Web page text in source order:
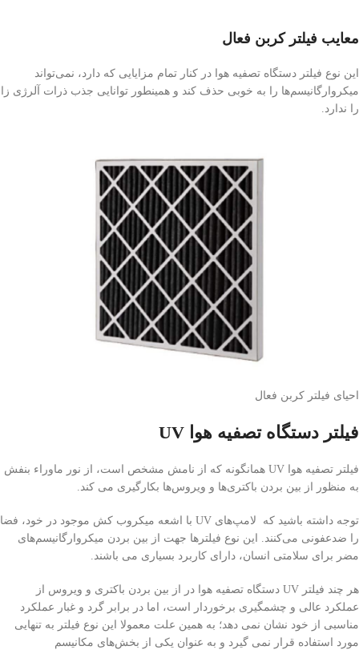
معایب فیلتر کربن فعال
این نوع فیلتر دستگاه تصفیه هوا در کنار تمام مزایایی که دارد، نمی‌تواند
میکروارگانیسم‌ها را به خوبی حذف کند و همینطور توانایی جذب ذرات آلرژی زا
را ندارد.
احیای فیلتر کربن فعال
فیلتر دستگاه تصفیه هوا UV
فیلتر تصفیه هوا UV همانگونه که از نامش مشخص است، از نور ماوراء بنفش
به منظور از بین بردن باکتری‌ها و ویروس‌ها بکارگیری می کند.
توجه داشته باشید که لامپ‌های UV با اشعه میکروب کش موجود در خود، فضا
را ضدعفونی می‌کنند. این نوع فیلترها جهت از بین بردن میکروارگانیسم‌های
مضر برای سلامتی انسان، دارای کاربرد بسیاری می باشند.
هر چند فیلتر UV دستگاه تصفیه هوا در از بین بردن باکتری و ویروس از
عملکرد عالی و چشمگیری برخوردار است، اما در برابر گرد و غبار عملکرد
مناسبی از خود نشان نمی دهد؛ به همین علت معمولا این نوع فیلتر به تنهایی
مورد استفاده قرار نمی گیرد و به عنوان یکی از بخش‌های مکانیسم